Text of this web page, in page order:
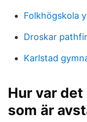
Folkhögskola
Droskar
Karlstad
Hur var
som är